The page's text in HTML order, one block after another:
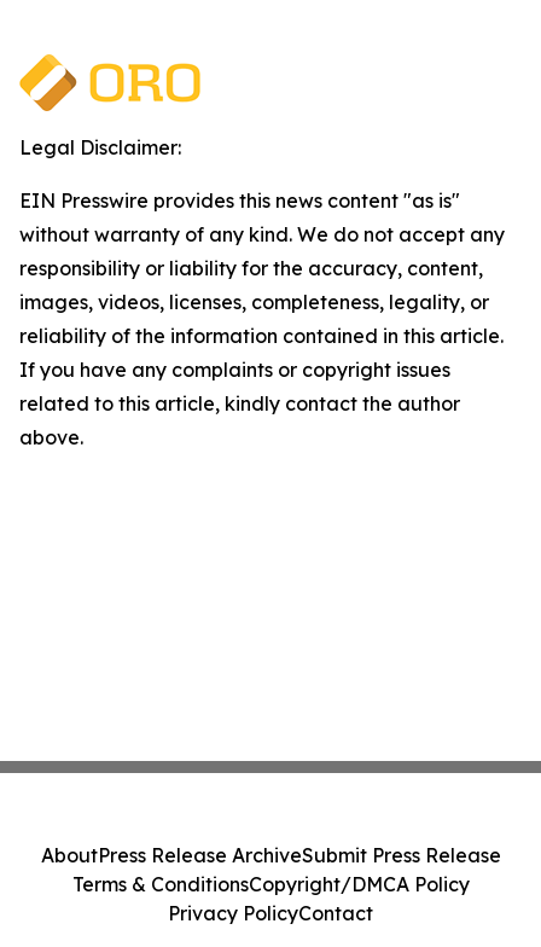
Legal Disclaimer:
EIN Presswire provides this news content "as is"
without warranty of any kind. We do not accept any
responsibility or liability for the accuracy, content,
images, videos, licenses, completeness, legality, or
reliability of the information contained in this article.
If you have any complaints or copyright issues
related to this article, kindly contact the author
above.
AboutPress Release ArchiveSubmit Press Release
Terms & ConditionsCopyright/DMCA Policy
Privacy PolicyContact